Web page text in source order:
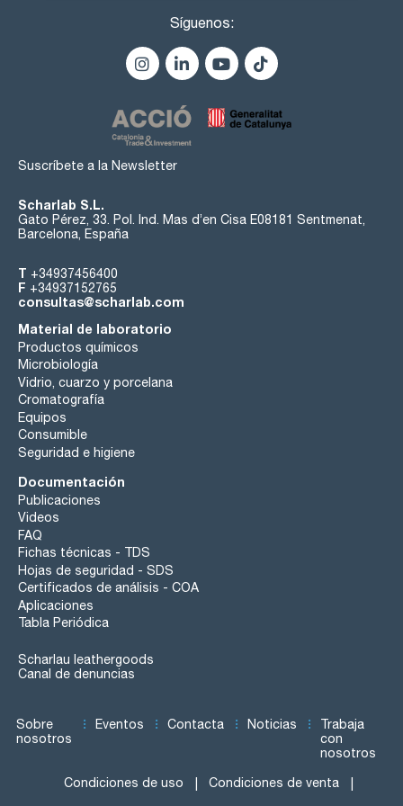
Síguenos:
Suscríbete a la Newsletter
Scharlab S.L.
Gato Pérez, 33. Pol. Ind. Mas d’en Cisa E08181 Sentmenat,
Barcelona, España
T +34937456400
F +34937152765
consultas@scharlab.com
Material de laboratorio
Productos químicos
Microbiología
Vidrio, cuarzo y porcelana
Cromatografía
Equipos
Consumible
Seguridad e higiene
Documentación
Publicaciones
Videos
FAQ
Fichas técnicas - TDS
Hojas de seguridad - SDS
Certificados de análisis - COA
Aplicaciones
Tabla Periódica
Scharlau leathergoods
Canal de denuncias
Sobre
nosotros
Eventos Contacta Noticias
Trabaja
con
nosotros
Condiciones de uso Condiciones de venta